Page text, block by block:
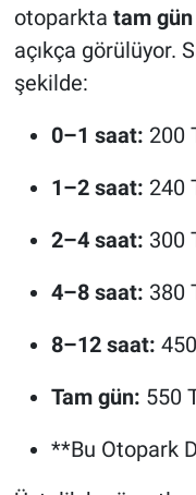
otoparkta tam
açıkça görülüyor.
şekilde:
0–1 saat: 200
1–2 saat: 240
2–4 saat: 300
4–8 saat: 380
8–12 saat:
Tam gün: 550
**Bu Otopark